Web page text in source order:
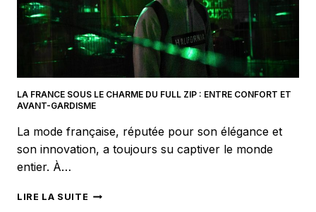
LA FRANCE SOUS LE CHARME DU FULL ZIP : ENTRE CONFORT ET
AVANT-GARDISME
La mode française, réputée pour son élégance et
son innovation, a toujours su captiver le monde
entier. À…
LIRE LA SUITE LA